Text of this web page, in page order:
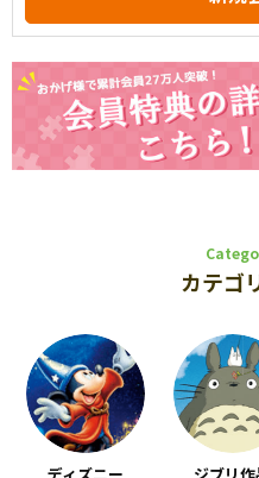
カテゴ
ディズニー ジブリ作